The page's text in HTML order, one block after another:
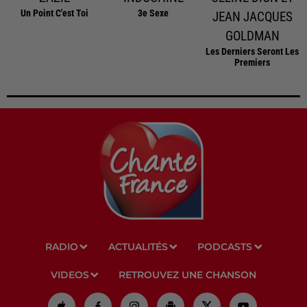
Un Point C'est Toi 3e Sexe
JEAN JACQUES
GOLDMAN
Les Derniers Seront Les
Premiers
RADIO ACTUALITÉS PODCASTS
VIDEOS RETROUVEZ UNE CHANSON